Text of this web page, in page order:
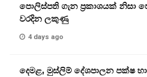
පොලිස්පති ගැන ප්‍රකාශයක් නිසා
වරදින ලකුණු
4 days ago
දෙමළ, මුස්ලිම් දේශපාලන පක්ෂ